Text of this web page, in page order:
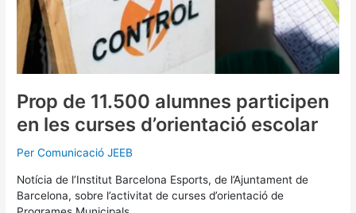
Prop de 11.500 alumnes participen
en les curses d’orientació escolar
Per Comunicació JEEB
Notícia de l’Institut Barcelona Esports, de l’Ajuntament de
Barcelona, sobre l’activitat de curses d’orientació de